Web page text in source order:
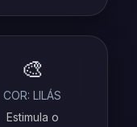
🎨
COR: LILÁS
Estimula o